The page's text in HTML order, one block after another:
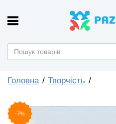
Головна Творчість
-7%